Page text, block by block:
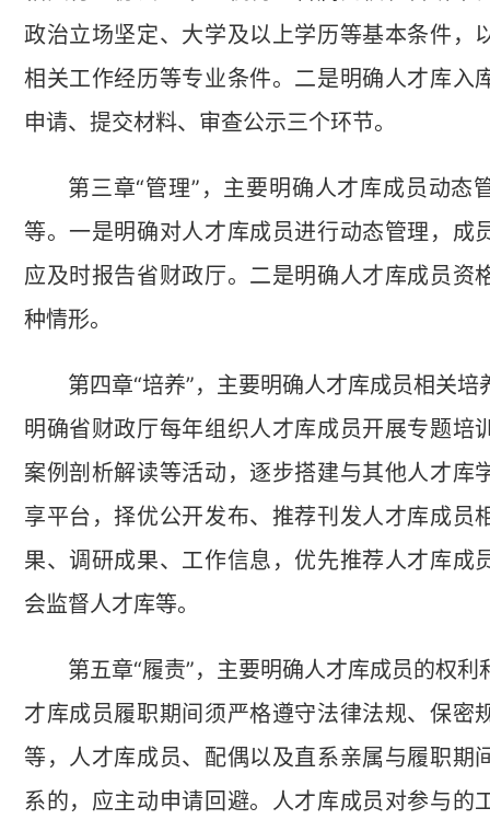
政治立场坚定、大学及以上学历等基本条件，
相关工作经历等专业条件。二是明确人才库入
申请、提交材料、审查公示三个环节。
第三章“管理”，主要明确人才库成员动态
等。一是明确对人才库成员进行动态管理，成
应及时报告省财政厅。二是明确人才库成员资
种情形。
第四章“培养”，主要明确人才库成员相关培
明确省财政厅每年组织人才库成员开展专题培
案例剖析解读等活动，逐步搭建与其他人才库
享平台，择优公开发布、推荐刊发人才库成员
果、调研成果、工作信息，优先推荐人才库成
会监督人才库等。
第五章“履责”，主要明确人才库成员的权利
才库成员履职期间须严格遵守法律法规、保密
等，人才库成员、配偶以及直系亲属与履职期
系的，应主动申请回避。人才库成员对参与的